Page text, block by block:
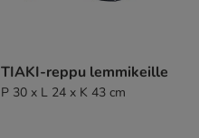
TIAKI-reppu lemmikeille
P 30 x L 24 x K 43 cm